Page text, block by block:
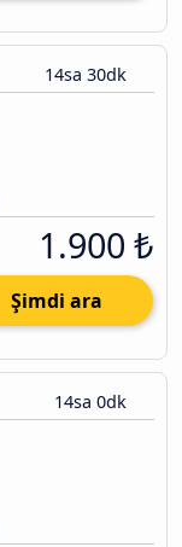
14sa 30dk
1.900 ₺
Şimdi ara
14sa 0dk